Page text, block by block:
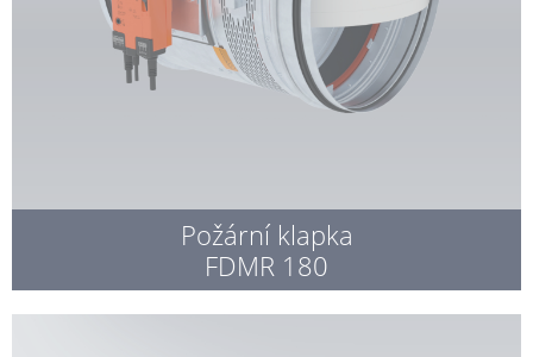
Požární klapka
FDMR 180